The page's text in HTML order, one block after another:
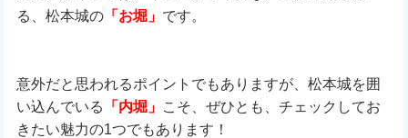
る、松本城の「お堀」 です。
意外だと思われるポイントでもありますが、松本城を囲
い込んでいる 「内堀」
こそ、ぜひとも、チェックしてお
きたい魅力の1つでもあります！